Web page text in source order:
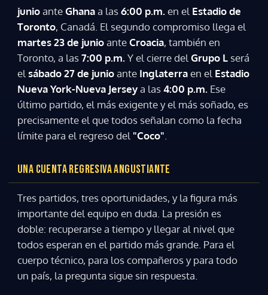
Gracias por suscribirte a nuestro boletín.
ACEPTAR
junioanteGhanaa las6:00 p.m.en el Estadio de
Toronto, Canadá. El segundo compromiso llega el
martes 23 de junioanteCroacia, también en
Toronto, a las7:00 p.m.Y el cierre del Grupo L será
el sábado 27 de junioante Inglaterraen el Estadio
Nueva York-Nueva Jerseya las4:00 p.m. Ese
último partido, el más exigente y el más soñado, es
precisamente el que todos señalan como la fecha
límite para el regreso del "Coco"
UNA CUENTA REGRESIVA ANGUSTIANTE
Tres partidos, tres oportunidades, y la figura más
importante del equipo en duda. La presión es
doble: recuperarse a tiempo y llegar al nivel que
todos esperan en el partido más grande. Para el
cuerpo técnico, para los compañeros y para todo
un país, la pregunta sigue sin respuesta.